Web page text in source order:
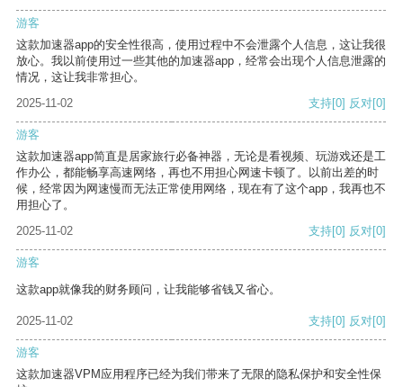
游客
这款加速器app的安全性很高，使用过程中不会泄露个人信息，这让我很
放心。我以前使用过一些其他的加速器app，经常会出现个人信息泄露的
情况，这让我非常担心。
2025-11-02
支持[0] 反对[0]
游客
这款加速器app简直是居家旅行必备神器，无论是看视频、玩游戏还是工
作办公，都能畅享高速网络，再也不用担心网速卡顿了。以前出差的时
候，经常因为网速慢而无法正常使用网络，现在有了这个app，我再也不
用担心了。
2025-11-02
支持[0] 反对[0]
游客
这款app就像我的财务顾问，让我能够省钱又省心。
2025-11-02 支持[0] 反对[0]
游客
这款加速器VPM应用程序已经为我们带来了无限的隐私保护和安全性保